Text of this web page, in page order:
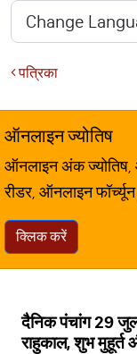
पत्रिका
ऑनलाइन ज्योतिष
ऑनलाइन अंक ज्योतिष,
रीडर, ऑनलाइन
क्लिक करें
दैनिक पंचांग 29
राहुकाल, शुभ मुहूर्त